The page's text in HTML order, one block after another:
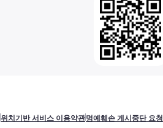
위치기반 서비스 이용약관명예훼손 게시중단 요청